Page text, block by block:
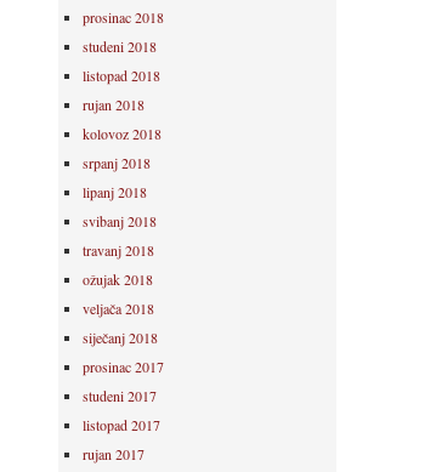
prosinac 2018
studeni 2018
listopad 2018
rujan 2018
kolovoz 2018
srpanj 2018
lipanj 2018
svibanj 2018
travanj 2018
ožujak 2018
veljača 2018
siječanj 2018
prosinac 2017
studeni 2017
listopad 2017
rujan 2017